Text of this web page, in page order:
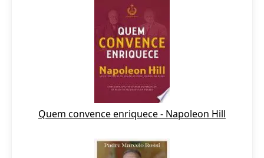
Quem convence enriquece - Napoleon Hill